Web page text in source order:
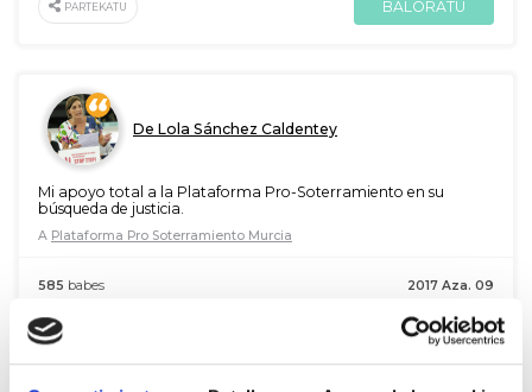
PARTEKATU BALORATU
De Lola Sánchez Caldentey
Mi apoyo total a la Plataforma Pro-Soterramiento en su
búsqueda de justicia.
A Plataforma Pro Soterramiento Murcia
2017 Aza. 09
585 babes
BALORATU